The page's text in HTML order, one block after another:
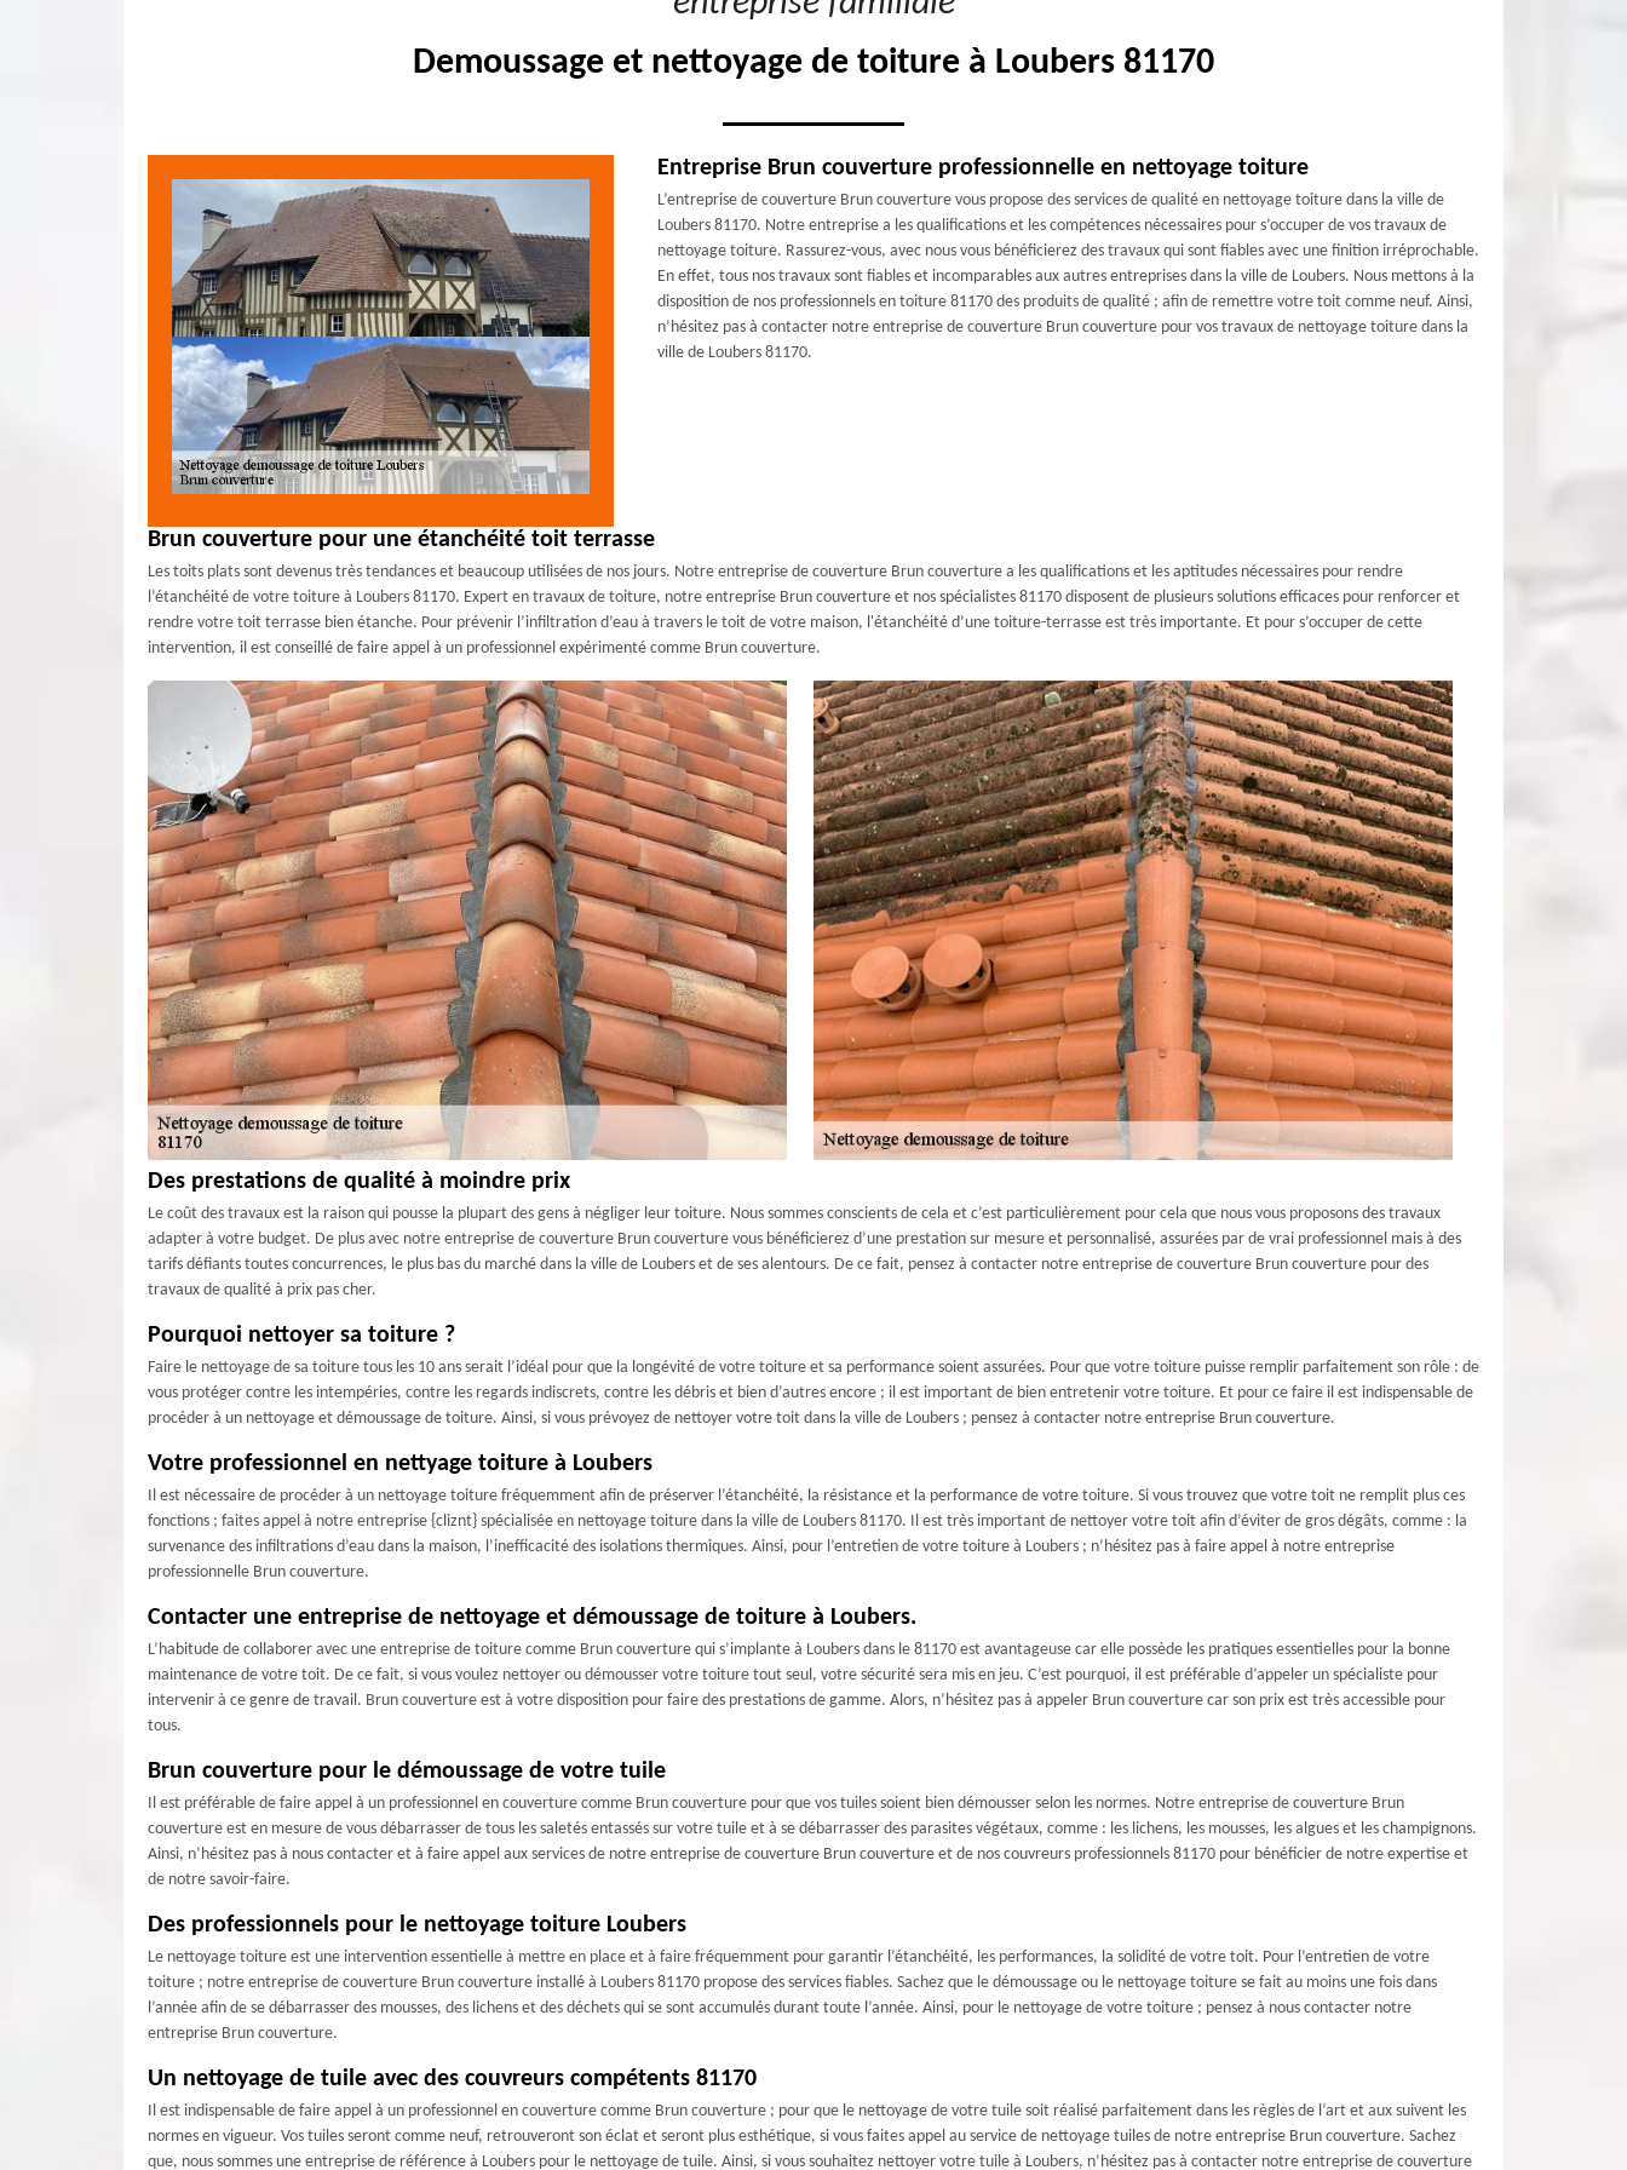
Demoussage et nettoyage de toiture à Loubers 81170
Entreprise Brun couverture professionnelle en nettoyage toiture
L’entreprise de couverture Brun couverture vous propose des services de qualité en nettoyage toiture dans la ville de
Loubers 81170. Notre entreprise a les qualifications et les compétences nécessaires pour s’occuper de vos travaux de
nettoyage toiture. Rassurez-vous, avec nous vous bénéficierez des travaux qui sont fiables avec une finition irréprochable.
En effet, tous nos travaux sont fiables et incomparables aux autres entreprises dans la ville de Loubers. Nous mettons à la
disposition de nos professionnels en toiture 81170 des produits de qualité ; afin de remettre votre toit comme neuf. Ainsi,
n’hésitez pas à contacter notre entreprise de couverture Brun couverture pour vos travaux de nettoyage toiture dans la
ville de Loubers 81170.
Brun couverture pour une étanchéité toit terrasse
Les toits plats sont devenus très tendances et beaucoup utilisées de nos jours. Notre entreprise de couverture Brun couverture a les qualifications et les aptitudes nécessaires pour rendre
l’étanchéité de votre toiture à Loubers 81170. Expert en travaux de toiture, notre entreprise Brun couverture et nos spécialistes 81170 disposent de plusieurs solutions efficaces pour renforcer et
rendre votre toit terrasse bien étanche. Pour prévenir l’infiltration d’eau à travers le toit de votre maison, l'étanchéité d’une toiture-terrasse est très importante. Et pour s’occuper de cette
intervention, il est conseillé de faire appel à un professionnel expérimenté comme Brun couverture.
Des prestations de qualité à moindre prix
Le coût des travaux est la raison qui pousse la plupart des gens à négliger leur toiture. Nous sommes conscients de cela et c’est particulièrement pour cela que nous vous proposons des travaux
adapter à votre budget. De plus avec notre entreprise de couverture Brun couverture vous bénéficierez d’une prestation sur mesure et personnalisé, assurées par de vrai professionnel mais à des
tarifs défiants toutes concurrences, le plus bas du marché dans la ville de Loubers et de ses alentours. De ce fait, pensez à contacter notre entreprise de couverture Brun couverture pour des
travaux de qualité à prix pas cher.
Pourquoi nettoyer sa toiture ?
Faire le nettoyage de sa toiture tous les 10 ans serait l’idéal pour que la longévité de votre toiture et sa performance soient assurées. Pour que votre toiture puisse remplir parfaitement son rôle : de
vous protéger contre les intempéries, contre les regards indiscrets, contre les débris et bien d’autres encore ; il est important de bien entretenir votre toiture. Et pour ce faire il est indispensable de
procéder à un nettoyage et démoussage de toiture. Ainsi, si vous prévoyez de nettoyer votre toit dans la ville de Loubers ; pensez à contacter notre entreprise Brun couverture.
Votre professionnel en nettyage toiture à Loubers
Il est nécessaire de procéder à un nettoyage toiture fréquemment afin de préserver l’étanchéité, la résistance et la performance de votre toiture. Si vous trouvez que votre toit ne remplit plus ces
fonctions ; faites appel à notre entreprise {cliznt} spécialisée en nettoyage toiture dans la ville de Loubers 81170. Il est très important de nettoyer votre toit afin d’éviter de gros dégâts, comme : la
survenance des infiltrations d’eau dans la maison, l’inefficacité des isolations thermiques. Ainsi, pour l’entretien de votre toiture à Loubers ; n’hésitez pas à faire appel à notre entreprise
professionnelle Brun couverture.
Contacter une entreprise de nettoyage et démoussage de toiture à Loubers.
L’habitude de collaborer avec une entreprise de toiture comme Brun couverture qui s’implante à Loubers dans le 81170 est avantageuse car elle possède les pratiques essentielles pour la bonne
maintenance de votre toit. De ce fait, si vous voulez nettoyer ou démousser votre toiture tout seul, votre sécurité sera mis en jeu. C’est pourquoi, il est préférable d’appeler un spécialiste pour
intervenir à ce genre de travail. Brun couverture est à votre disposition pour faire des prestations de gamme. Alors, n’hésitez pas à appeler Brun couverture car son prix est très accessible pour
tous.
Brun couverture pour le démoussage de votre tuile
Il est préférable de faire appel à un professionnel en couverture comme Brun couverture pour que vos tuiles soient bien démousser selon les normes. Notre entreprise de couverture Brun
couverture est en mesure de vous débarrasser de tous les saletés entassés sur votre tuile et à se débarrasser des parasites végétaux, comme : les lichens, les mousses, les algues et les champignons.
Ainsi, n’hésitez pas à nous contacter et à faire appel aux services de notre entreprise de couverture Brun couverture et de nos couvreurs professionnels 81170 pour bénéficier de notre expertise et
de notre savoir-faire.
Des professionnels pour le nettoyage toiture Loubers
Le nettoyage toiture est une intervention essentielle à mettre en place et à faire fréquemment pour garantir l’étanchéité, les performances, la solidité de votre toit. Pour l’entretien de votre
toiture ; notre entreprise de couverture Brun couverture installé à Loubers 81170 propose des services fiables. Sachez que le démoussage ou le nettoyage toiture se fait au moins une fois dans
l’année afin de se débarrasser des mousses, des lichens et des déchets qui se sont accumulés durant toute l’année. Ainsi, pour le nettoyage de votre toiture ; pensez à nous contacter notre
entreprise Brun couverture.
Un nettoyage de tuile avec des couvreurs compétents 81170
Il est indispensable de faire appel à un professionnel en couverture comme Brun couverture ; pour que le nettoyage de votre tuile soit réalisé parfaitement dans les règles de l’art et aux suivent les
normes en vigueur. Vos tuiles seront comme neuf, retrouveront son éclat et seront plus esthétique, si vous faites appel au service de nettoyage tuiles de notre entreprise Brun couverture. Sachez
que, nous sommes une entreprise de référence à Loubers pour le nettoyage de tuile. Ainsi, si vous souhaitez nettoyer votre tuile à Loubers, n’hésitez pas à contacter notre entreprise de couverture